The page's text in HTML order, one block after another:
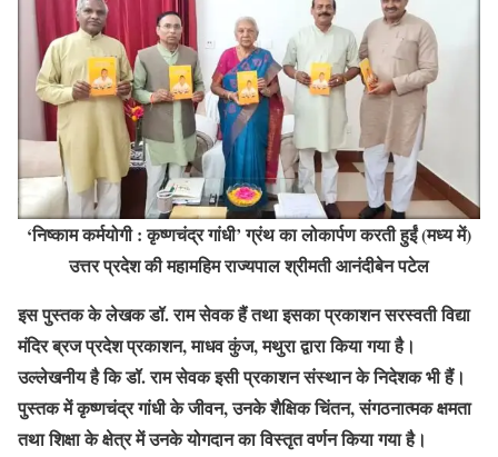
‘निष्काम कर्मयोगी : कृष्णचंद्र गांधी’ ग्रंथ का लोकार्पण करती हुईं (मध्य में)
उत्तर प्रदेश की महामहिम राज्यपाल श्रीमती आनंदीबेन पटेल
इस पुस्तक के लेखक डॉ. राम सेवक हैं तथा इसका प्रकाशन सरस्वती विद्या
मंदिर ब्रज प्रदेश प्रकाशन, माधव कुंज, मथुरा द्वारा किया गया है।
उल्लेखनीय है कि डॉ. राम सेवक इसी प्रकाशन संस्थान के निदेशक भी हैं।
पुस्तक में कृष्णचंद्र गांधी के जीवन, उनके शैक्षिक चिंतन, संगठनात्मक क्षमता
तथा शिक्षा के क्षेत्र में उनके योगदान का विस्तृत वर्णन किया गया है।